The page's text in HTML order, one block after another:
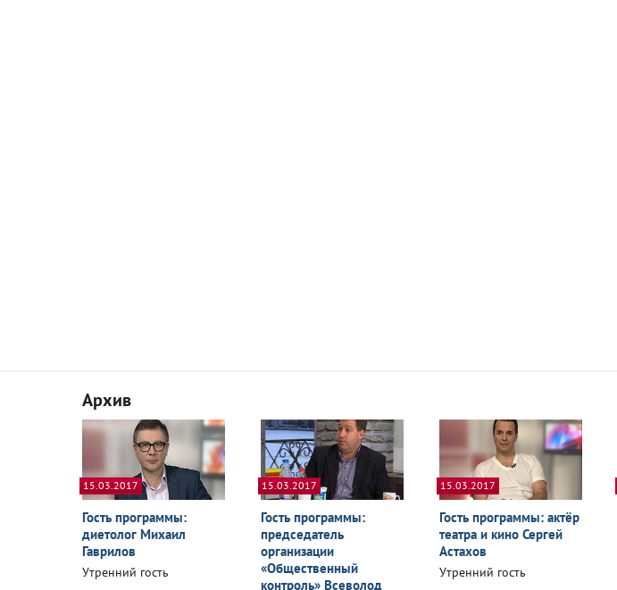
Архив
15.03.2017
Гость программы:
диетолог Михаил
Гаврилов
Утренний гость
15.03.2017
Гость программы:
председатель
организации
«Общественный
контроль» Всеволод
15.03.2017
Гость программы: актёр
театра и кино Сергей
Астахов
Утренний гость